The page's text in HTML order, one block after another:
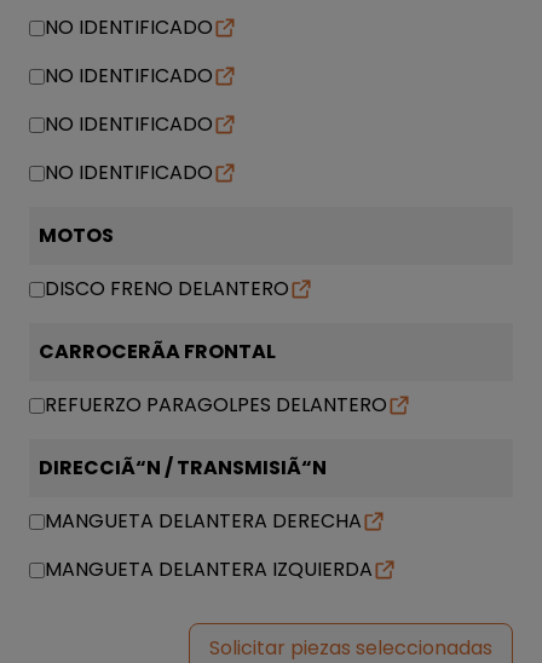
NO IDENTIFICADO
NO IDENTIFICADO
NO IDENTIFICADO
NO IDENTIFICADO
MOTOS
DISCO FRENO DELANTERO
CARROCERÃA FRONTAL
REFUERZO PARAGOLPES DELANTERO
DIRECCIÃ“N / TRANSMISIÃ“N
MANGUETA DELANTERA DERECHA
MANGUETA DELANTERA IZQUIERDA
Solicitar piezas seleccionadas